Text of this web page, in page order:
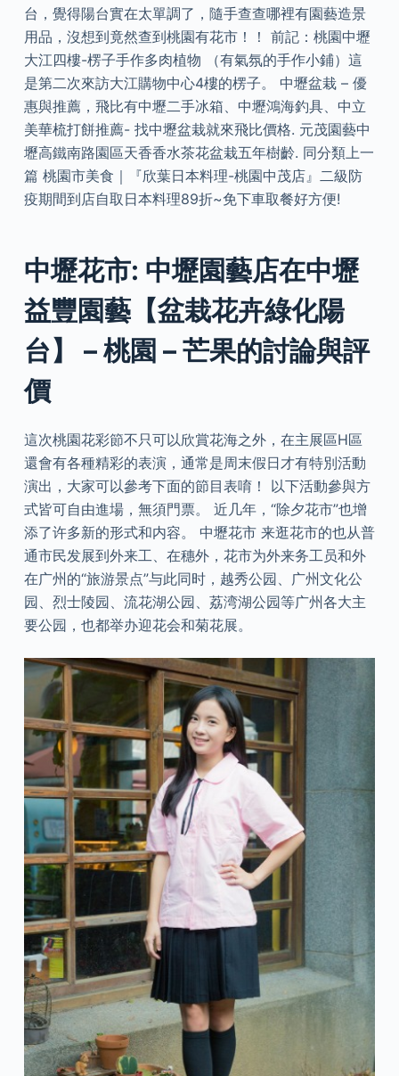
台，覺得陽台實在太單調了，隨手查查哪裡有園藝造景
用品，沒想到竟然查到桃園有花市！！ 前記：桃園中壢
大江四樓-楞子手作多肉植物 （有氣氛的手作小鋪）這
是第二次來訪大江購物中心4樓的楞子。 中壢盆栽 – 優
惠與推薦，飛比有中壢二手冰箱、中壢鴻海釣具、中立
美華梳打餅推薦- 找中壢盆栽就來飛比價格. 元茂園藝中
壢高鐵南路園區天香香水茶花盆栽五年樹齡. 同分類上一
篇 桃園市美食｜『欣葉日本料理-桃園中茂店』二級防
疫期間到店自取日本料理89折~免下車取餐好方便!
中壢花市: 中壢園藝店在中壢
益豐園藝【盆栽花卉綠化陽
台】 – 桃園 – 芒果的討論與評
價
這次桃園花彩節不只可以欣賞花海之外，在主展區H區
還會有各種精彩的表演，通常是周末假日才有特別活動
演出，大家可以參考下面的節目表唷！ 以下活動參與方
式皆可自由進場，無須門票。 近几年，“除夕花市”也增
添了许多新的形式和内容。 中壢花市 来逛花市的也从普
通市民发展到外来工、在穗外，花市为外来务工员和外
在广州的“旅游景点”与此同时，越秀公园、广州文化公
园、烈士陵园、流花湖公园、荔湾湖公园等广州各大主
要公园，也都举办迎花会和菊花展。